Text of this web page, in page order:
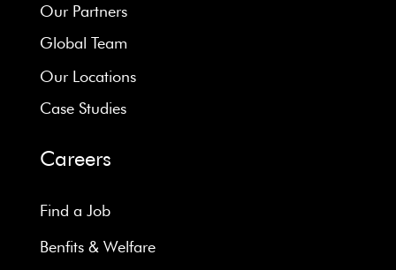
Our Partners
Global Team
Our Locations
Case Studies
Careers
Find a Job
Benfits & Welfare